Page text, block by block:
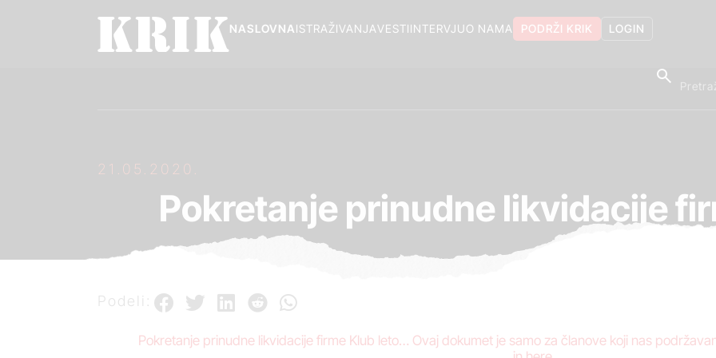
LOGIN
PODRŽI KRIK
O NAMA
INTERVJU
VESTI
ISTRAŽIVANJA
NASLOVNA
21.05.2020.
Pokretanje prinudne likvidacije
Podeli:
Pokretanje prinudne likvidacije firme Klub leto… Ovaj dokumet je samo za članove koji nas